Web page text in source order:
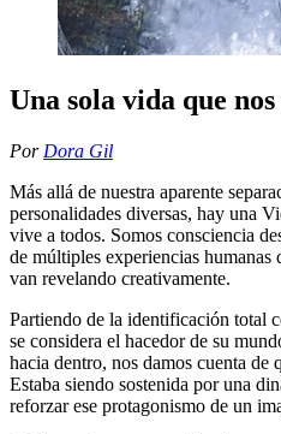
Una sola vida que
Por Dora Gil
Más allá de nuestra aparente
personalidades diversas, hay una
vive a todos. Somos consciencia
de múltiples experiencias humanas
van revelando creativamente.
Partiendo de la identificación total
se considera el hacedor de su
hacia dentro, nos damos cuenta de
Estaba siendo sostenida por una
reforzar ese protagonismo de un